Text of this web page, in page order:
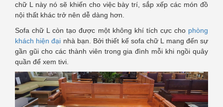
chữ L này nó sẽ khiến cho việc bày trí, sắp xếp các món đồ
nội thất khác trở nên dễ dàng hơn.
Sofa chữ L còn tạo được một không khí tích cực cho phòng
khách hiện đại nhà bạn. Bởi thiết kế sofa chữ L mang đến sự
gần gũi cho các thành viên trong gia đình mỗi khi ngồi quây
quần để xem tivi.